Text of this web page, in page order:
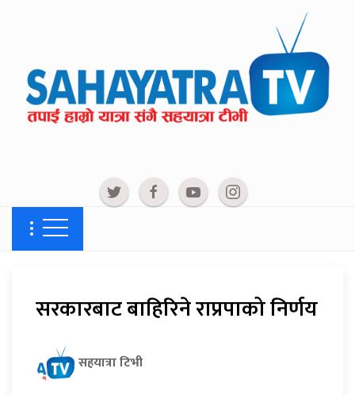
सरकारबाट बाहिरिने राप्रपाको निर्णय
सहयात्रा टिभी